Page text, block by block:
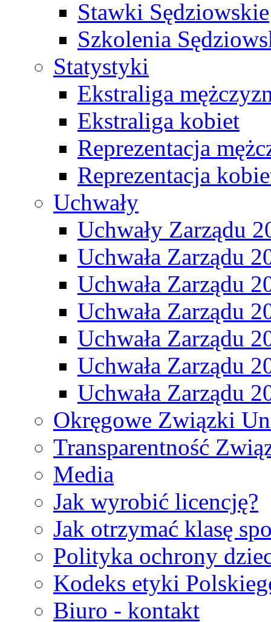
Stawki Sędziowskie
Szkolenia
Statystyki
Ekstraliga
Ekstraliga kobiet
Reprezentacja
Reprezentacja
Uchwały
Uchwały Zarządu
Uchwała Zarządu
Uchwała Zarządu
Uchwała Zarządu
Uchwała Zarządu
Uchwała Zarządu
Uchwała Zarządu
Okręgowe Związki
Transparentność
Media
Jak wyrobić licencję?
Jak otrzymać klasę
Polityka ochrony
Kodeks etyki
Biuro - kontakt